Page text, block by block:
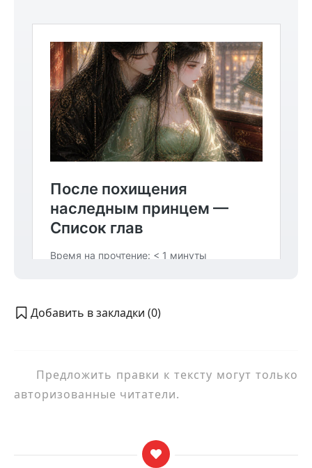
Добавить в закладки (0)
Предложить правки к тексту могут только
авторизованные читатели.